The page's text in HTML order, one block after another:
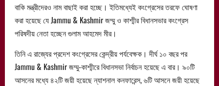
বাকি মন্ত্রীদেরও নাম বাছাই করা হচ্ছে। ইতিমধ্যেই কংগ্রেসের তরফে ঘোষণা
করা হয়েছে যে Jammu & Kashmir জম্মু ও কাশ্মীর বিধানসভার কংগ্রেস
পরিষদীয় নেতা হচ্ছেন গুলাম আহমেদ মীর।
তিনি এ রাজ্যের প্রদেশ কংগ্রেসের কেন্দ্রীয় পর্যবেক্ষক। দীর্ঘ ১০ বছর পর
Jammu & Kashmir জম্মু-কাশ্মীরে বিধানসভা নির্বাচন হয়েছে এ বার। ৯০টি
আসনের মধ্যে ৪২টি জয়ী হয়েছে ন্যাশনাল কনফারেন্স, ৬টি আসনে জয়ী হয়েছে